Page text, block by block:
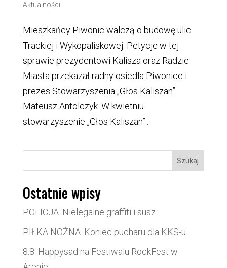
Aktualności
Mieszkańcy Piwonic walczą o budowę ulic
Trackiej i Wykopaliskowej. Petycje w tej
sprawie prezydentowi Kalisza oraz Radzie
Miasta przekazał radny osiedla Piwonice i
prezes Stowarzyszenia „Głos Kaliszan”
Mateusz Antolczyk. W kwietniu
stowarzyszenie „Głos Kaliszan”...
Szukaj
Ostatnie wpisy
POLICJA. Nielegalne graffiti i susz
PIŁKA NOŻNA. Koniec pucharu dla KKS-u
8.8. Happysad na Festiwalu RockFest w